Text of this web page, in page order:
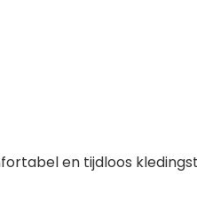
en tijdloos